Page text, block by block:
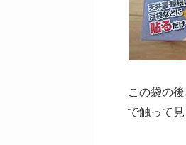
この袋の
で触って